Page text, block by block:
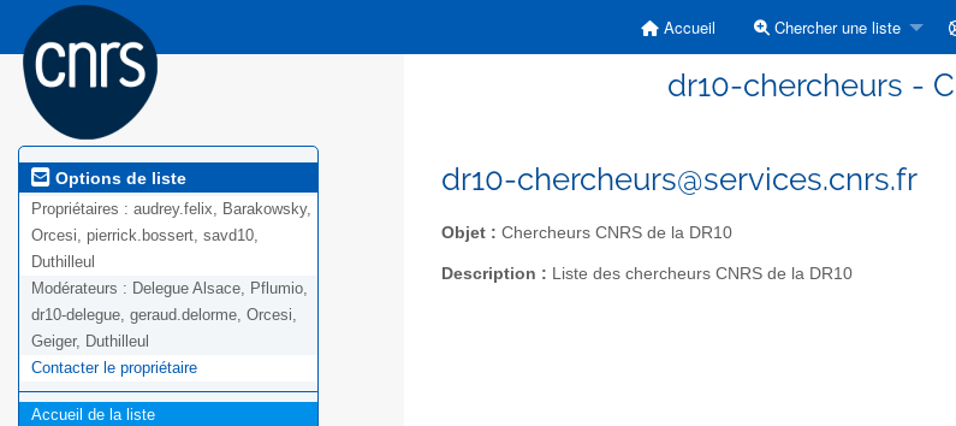
Accueil Chercher une liste
dr10-chercheurs -
Options de liste
Propriétaires : audrey.felix, Barakowsky,
Orcesi, pierrick.bossert, savd10,
Duthilleul
Modérateurs : Delegue Alsace, Pflumio,
dr10-delegue, geraud.delorme, Orcesi,
Geiger, Duthilleul
Contacter le propriétaire
Accueil de la liste
dr10-chercheurs@services.cnrs.fr
Objet : Chercheurs CNRS de la DR10
Description : Liste des chercheurs CNRS de la DR10